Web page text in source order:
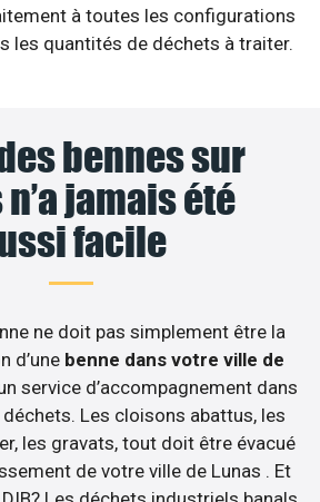
à toutes les configurations
les quantités de déchets à traiter.
bennes sur
n’a jamais été
facile
ne doit pas simplement être la
d’une benne dans votre ville de
service d’accompagnement dans
Les cloisons abattus, les
les gravats, tout doit être évacué
de votre ville de Lunas . Et